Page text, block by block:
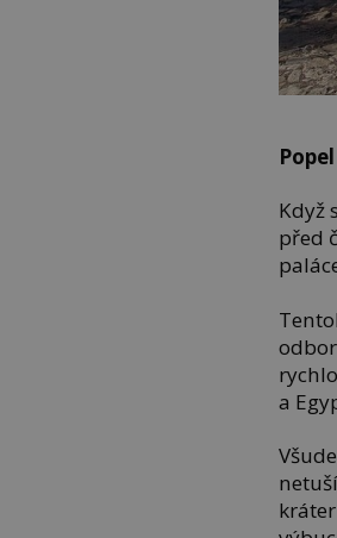
Když
před
a